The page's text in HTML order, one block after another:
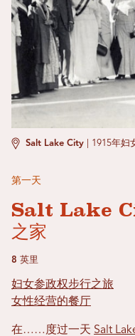
Salt Lake City 1915年妇
第一天
Salt Lake
之家
8 英里
妇女参政权步行之旅
女性经营的餐厅
在……度过一天 Salt